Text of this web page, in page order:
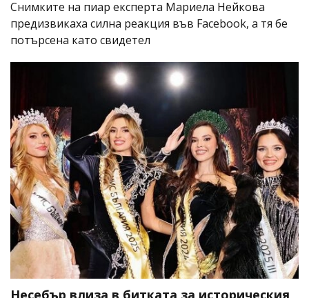
Снимките на пиар експерта Мариела Нейкова
предизвикаха силна реакция във Facebook, а тя бе
потърсена като свидетел
Несебър влиза в битката за историческия